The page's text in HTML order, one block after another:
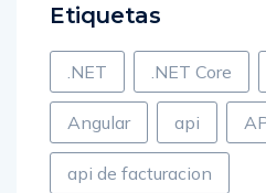
Etiquetas
.NET .NET Core
Angular api
api de facturacion